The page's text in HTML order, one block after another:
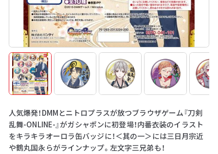
人気爆発！DMMとニトロプラスが放つブラウザゲーム『刀剣
乱舞-ONLINE-』がガシャポンに初登場！内番衣装のイラスト
をキラキラオーロラ缶バッジに！＜其の一＞には三日月宗近
や鶴丸国永らがラインナップ。左文字三兄弟も！